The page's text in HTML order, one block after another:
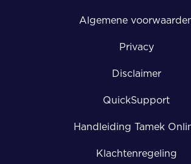
Algemene
Privacy
Disclaimer
QuickSupport
Handleiding Tamek
Klachtenregeling